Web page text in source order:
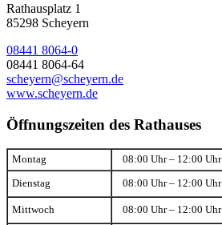
Rathausplatz 1
85298 Scheyern
08441 8064-0
08441 8064-64
scheyern@scheyern.de
www.scheyern.de
Öffnungszeiten des Rathauses
Montag 08:00 Uhr – 12:00 Uhr
Dienstag 08:00 Uhr – 12:00 Uhr
Mittwoch 08:00 Uhr – 12:00 Uhr